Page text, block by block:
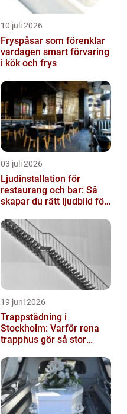
10 juli 2026
Fryspåsar som förenklar
vardagen smart förvaring
i kök och frys
03 juli 2026
Ljudinstallation för
restaurang och bar: Så
skapar du rätt ljudbild för
19 juni 2026
Trappstädning i
Stockholm: Varför rena
trapphus gör så stor